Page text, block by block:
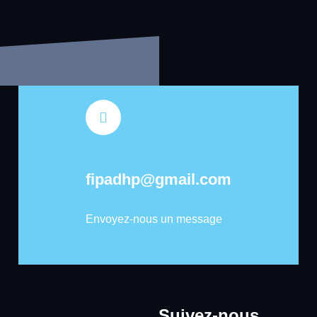
fipadhp@gmail.com
Envoyez-nous un message